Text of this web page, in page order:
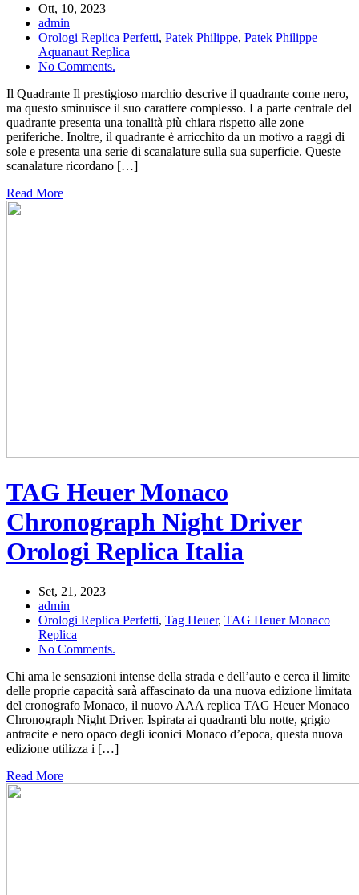
Ott, 10, 2023
admin
Orologi Replica Perfetti, Patek Philippe, Patek Philippe
Aquanaut Replica
No Comments.
Il Quadrante Il prestigioso marchio descrive il quadrante come nero,
ma questo sminuisce il suo carattere complesso. La parte centrale del
quadrante presenta una tonalità più chiara rispetto alle zone
periferiche. Inoltre, il quadrante è arricchito da un motivo a raggi di
sole e presenta una serie di scanalature sulla sua superficie. Queste
scanalature ricordano […]
Read More
TAG Heuer Monaco
Chronograph Night Driver
Orologi Replica Italia
Set, 21, 2023
admin
Orologi Replica Perfetti, Tag Heuer, TAG Heuer Monaco
Replica
No Comments.
Chi ama le sensazioni intense della strada e dell’auto e cerca il limite
delle proprie capacità sarà affascinato da una nuova edizione limitata
del cronografo Monaco, il nuovo AAA replica TAG Heuer Monaco
Chronograph Night Driver. Ispirata ai quadranti blu notte, grigio
antracite e nero opaco degli iconici Monaco d’epoca, questa nuova
edizione utilizza i […]
Read More